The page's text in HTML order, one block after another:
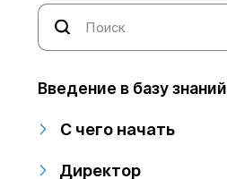
Введение в базу знаний
С чего начать
Директор